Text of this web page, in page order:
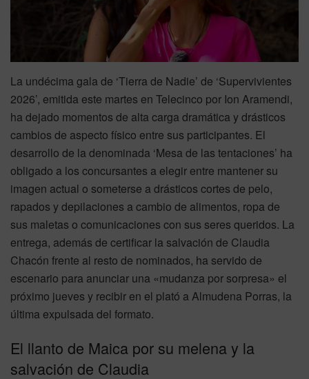
La undécima gala de ‘Tierra de Nadie’ de ‘Supervivientes
2026’, emitida este martes en Telecinco por Ion Aramendi,
ha dejado momentos de alta carga dramática y drásticos
cambios de aspecto físico entre sus participantes. El
desarrollo de la denominada ‘Mesa de las tentaciones’ ha
obligado a los concursantes a elegir entre mantener su
imagen actual o someterse a drásticos cortes de pelo,
rapados y depilaciones a cambio de alimentos, ropa de
sus maletas o comunicaciones con sus seres queridos. La
entrega, además de certificar la salvación de Claudia
Chacón frente al resto de nominados, ha servido de
escenario para anunciar una «mudanza por sorpresa» el
próximo jueves y recibir en el plató a Almudena Porras, la
última expulsada del formato.
El llanto de Maica por su melena y la
salvación de Claudia